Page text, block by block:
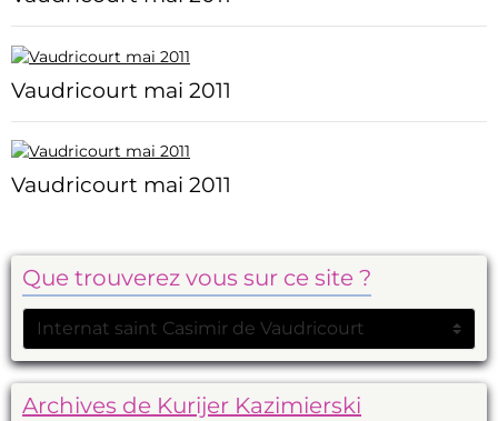
Vaudricourt mai 2011
Vaudricourt mai 2011
Que trouverez vous sur ce site ?
Archives de Kurijer Kazimierski